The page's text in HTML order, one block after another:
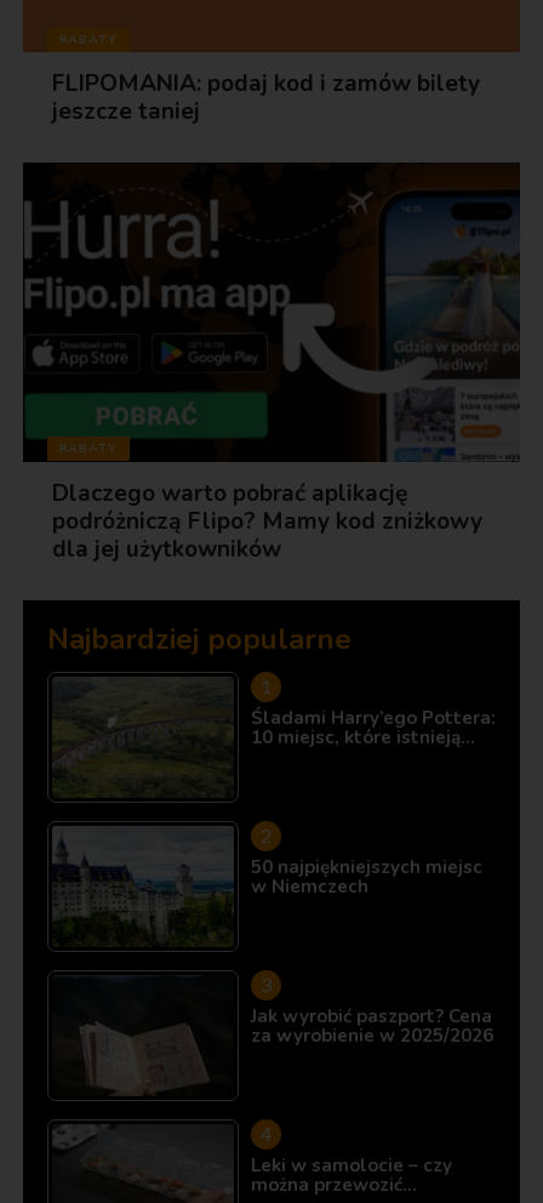
RABATY
FLIPOMANIA: podaj kod i zamów bilety
jeszcze taniej
RABATY
Dlaczego warto pobrać aplikację
podróżniczą Flipo? Mamy kod zniżkowy
dla jej użytkowników
Najbardziej popularne
Śladami Harry’ego Pottera:
10 miejsc, które istnieją…
50 najpiękniejszych miejsc
w Niemczech
Jak wyrobić paszport? Cena
za wyrobienie w 2025/2026
Leki w samolocie – czy
można przewozić…